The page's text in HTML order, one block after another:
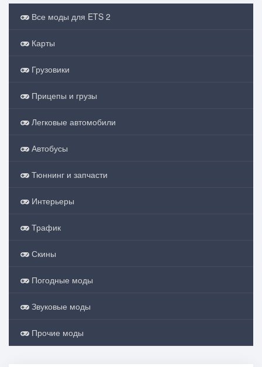
Все моды для ETS 2
Карты
Грузовики
Прицепы и грузы
Легковые автомобили
Автобусы
Тюннинг и запчасти
Интерьеры
Трафик
Скины
Погодные моды
Звуковые моды
Прочие моды